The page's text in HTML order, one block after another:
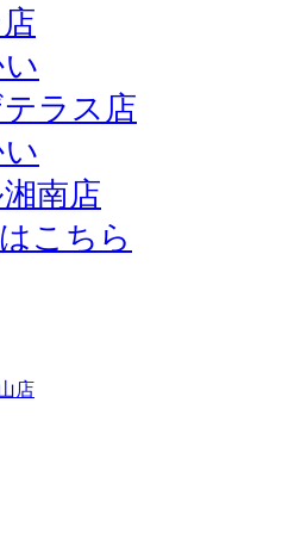
ラス店
南店
こちら
店